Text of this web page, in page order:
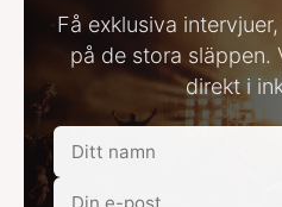
Få exklusiva
på de stora släppen.
direkt i